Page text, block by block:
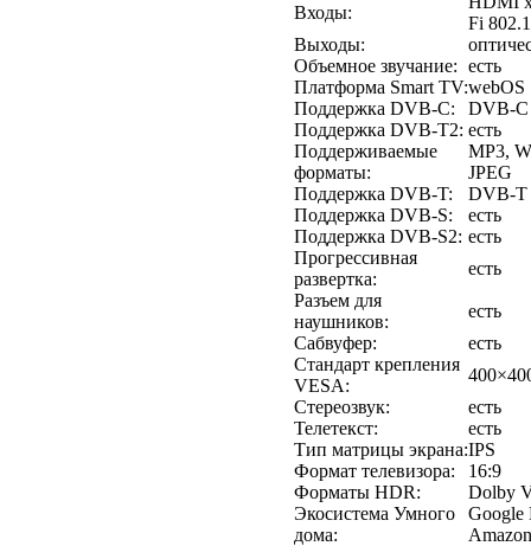
Входы:
Fi
Выходы:
Объемное звучание: есть
Платформа Smart TV:webOS
Поддержка DVB-C:
DVB-C
Поддержка DVB-T2: есть
Поддерживаемые
форматы:
MP3,
JPEG
Поддержка DVB-T:
DVB-T
Поддержка DVB-S:
есть
Поддержка DVB-S2: есть
Прогрессивная
развертка:
есть
Разъем для
наушников:
есть
Сабвуфер:
есть
Стандарт крепления
VESA:
Стереозвук:
есть
Телетекст:
есть
Тип матрицы экрана:IPS
Формат телевизора:
16:9
Форматы HDR:
Dolby
Экосистема Умного
дома:
Google